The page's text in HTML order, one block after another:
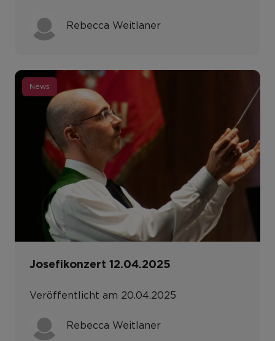
Rebecca Weitlaner
News
Josefikonzert 12.04.2025
Veröffentlicht am 20.04.2025
Rebecca Weitlaner